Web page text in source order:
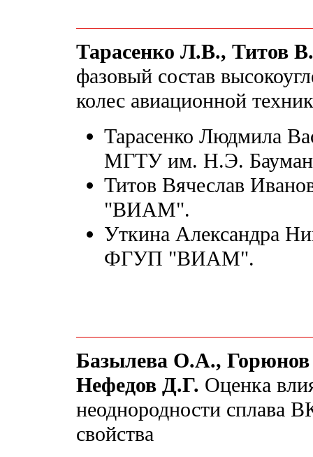
Тарасенко Л.В., Титов
фазовый состав
колес авиационной
Тарасенко Людмила
МГТУ им. Н.Э.
Титов Вячеслав
"ВИАМ".
Уткина Александра
ФГУП "ВИАМ".
Базылева О.А.,
Нефедов Д.Г. Оценка
неоднородности сплава
свойства